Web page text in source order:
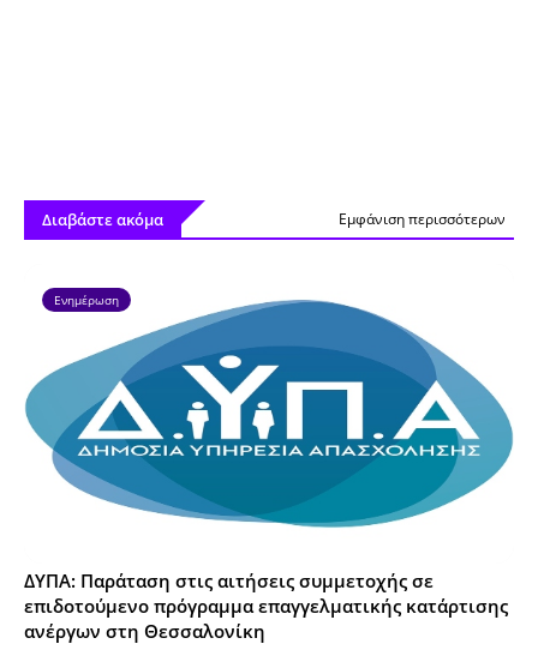
Διαβάστε ακόμα Εμφάνιση περισσότερων
Ενημέρωση
ΔΥΠΑ: Παράταση στις αιτήσεις συμμετοχής σε
επιδοτούμενο πρόγραμμα επαγγελματικής κατάρτισης
ανέργων στη Θεσσαλονίκη